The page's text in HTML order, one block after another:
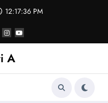
12:17:37 PM
A